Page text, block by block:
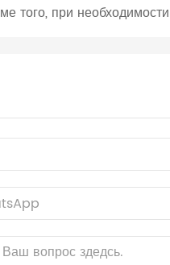
того, при